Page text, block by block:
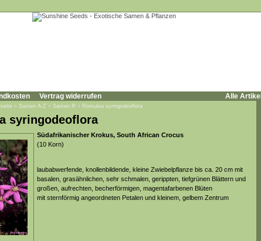
Vertrag widerrufen Alle Artikel
» Samen A-Z » Samen R » Romulea syringodeoflora
syringodeoflora
Südafrikanischer Krokus, South African Crocus
(10 Korn)
laubabwerfende, knollenbildende, kleine Zwiebelpflanze bis ca. 20 cm mit
basalen, grasähnlichen, sehr schmalen, gerippten, tiefgrünen Blättern und
großen, aufrechten, becherförmigen, magentafarbenen Blüten
mit sternförmig angeordneten Petalen und kleinem, gelbem Zentrum